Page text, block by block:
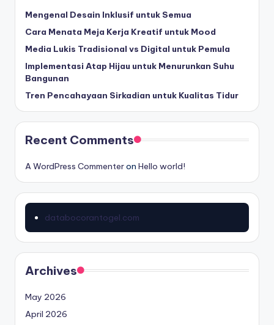
a
p
o
k
e
r
Mengenal Desain Inklusif untuk Semua
Cara Menata Meja Kerja Kreatif untuk Mood
Media Lukis Tradisional vs Digital untuk Pemula
Implementasi Atap Hijau untuk Menurunkan Suhu
Bangunan
Tren Pencahayaan Sirkadian untuk Kualitas Tidur
Recent Comments
A WordPress Commenteron Hello world!
databocorantogel.com
Archives
May 2026
April 2026